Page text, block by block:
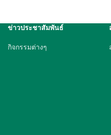
ข่าวประชาสัมพันธ์
กิจกรรมต่างๆ